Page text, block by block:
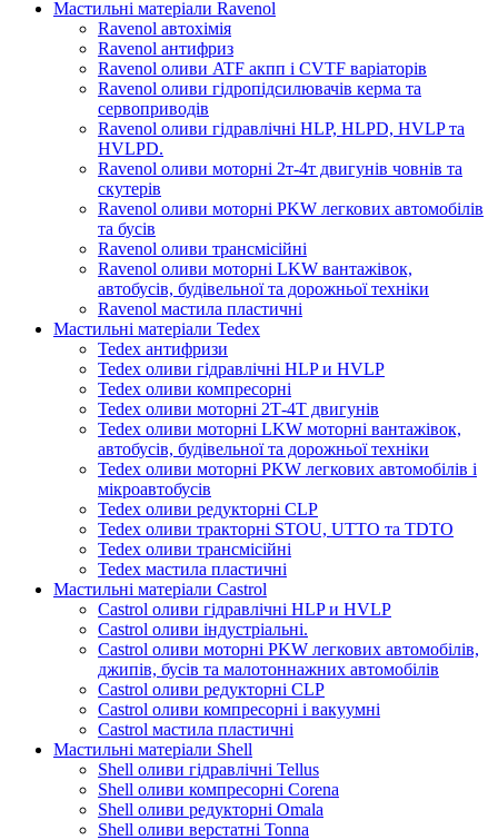
Мастильні матеріали Ravenol
Ravenol автохімія
Ravenol антифриз
Ravenol оливи ATF акпп і CVTF варіаторів
Ravenol оливи гідропідсилювачів керма та
сервоприводів
Ravenol оливи гідравлічні HLP, HLPD, HVLP та
HVLPD.
Ravenol оливи моторні 2т-4т двигунів човнів та
скутерів
Ravenol оливи моторні PKW легкових автомобілів
та бусів
Ravenol оливи трансмісійні
Ravenol оливи моторні LKW вантажівок,
автобусів, будівельної та дорожньої техніки
Ravenol мастила пластичні
Мастильні матеріали Tedex
Tedex антифризи
Tedex оливи гідравлічні HLP и HVLP
Tedex оливи компресорні
Tedex оливи моторні 2Т-4Т двигунів
Tedex оливи моторні LKW моторні вантажівок,
автобусів, будівельної та дорожньої техніки
Tedex оливи моторні PKW легкових автомобілів і
мікроавтобусів
Tedex оливи редукторні CLP
Tedex оливи тракторні STOU, UTTO та TDTO
Tedex оливи трансмісійні
Tedex мастила пластичні
Мастильні матеріали Castrol
Castrol оливи гідравлічні HLP и HVLP
Castrol оливи індустріальні.
Castrol оливи моторні PKW легкових автомобілів,
джипів, бусів та малотоннажних автомобілів
Castrol оливи редукторні CLP
Castrol оливи компресорні і вакуумні
Castrol мастила пластичні
Мастильні матеріали Shell
Shell оливи гідравлічні Tellus
Shell оливи компресорні Corena
Shell оливи редукторні Omala
Shell оливи верстатні Tonna